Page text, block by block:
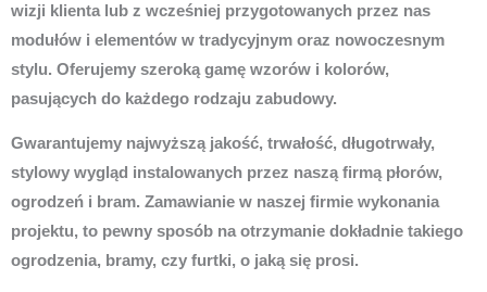
wizji klienta lub z wcześniej przygotowanych przez nas
modułów i elementów w tradycyjnym oraz nowoczesnym
stylu. Oferujemy szeroką gamę wzorów i kolorów,
pasujących do każdego rodzaju zabudowy.
Gwarantujemy najwyższą jakość, trwałość, długotrwały,
stylowy wygląd instalowanych przez naszą firmą płorów,
ogrodzeń i bram. Zamawianie w naszej firmie wykonania
projektu, to pewny sposób na otrzymanie dokładnie takiego
ogrodzenia, bramy, czy furtki, o jaką się prosi.